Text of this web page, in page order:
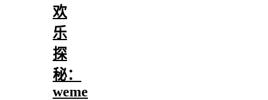
欢
乐
探
秘：
weme